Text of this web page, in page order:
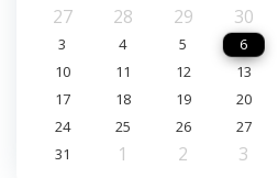
27
28 29 30
3
4 5 6
10
11 12 13
17
18 19 20
24
25 26 27
31
1 2 3